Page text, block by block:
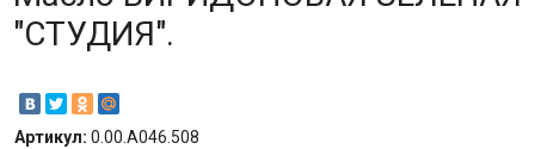
"СТУДИЯ".
Артикул: 0.00.А046.508